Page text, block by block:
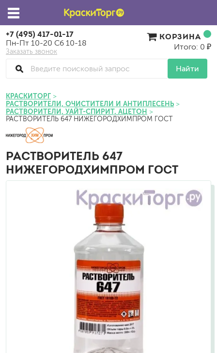
+7 (495) 417-01-17
Пн-Пт 10-20 Сб 10-18
Заказать звонок
Найти
КОРЗИНА
Итого: 0 ₽
КРАСКИТОРГ
РАСТВОРИТЕЛИ, ОЧИСТИТЕЛИ И АНТИПЛЕСЕНЬ
РАСТВОРИТЕЛИ, УАЙТ-СПИРИТ, АЦЕТОН
РАСТВОРИТЕЛЬ 647 НИЖЕГОРОДХИМПРОМ ГОСТ
РАСТВОРИТЕЛЬ 647
НИЖЕГОРОДХИМПРОМ ГОСТ